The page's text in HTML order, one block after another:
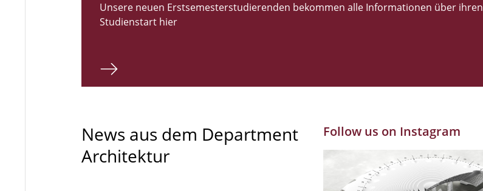
Unsere neuen Erstsemesterstudierenden bekommen alle Informationen über ihren
Studienstart hier
News aus dem Department
Architektur
Follow us on Instagram